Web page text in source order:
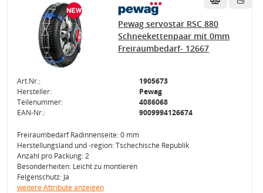
Pewag servostar RSC 880
Schneekettenpaar mit 0mm
Freiraumbedarf- 12667
Art.Nr.:
1905673
Hersteller:
Pewag
Teilenummer:
4086068
EAN-Nr.:
9009994126674
Freiraumbedarf Radinnenseite: 0 mm
Herstellungsland und -region: Tschechische Republik
Anzahl pro Packung: 2
Besonderheiten: Leicht zu montieren
Felgenschutz: Ja
weitere Attribute anzeigen